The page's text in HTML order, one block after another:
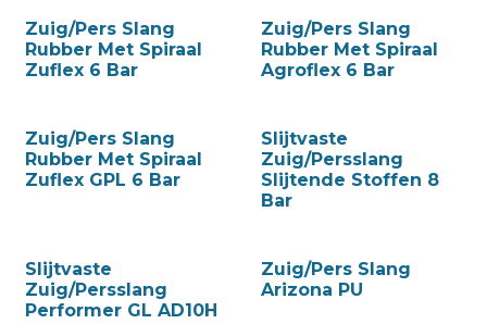
Zuig/Pers Slang
Rubber Met Spiraal
Zuflex 6 Bar
Zuig/Pers Slang
Rubber Met Spiraal
Agroflex 6 Bar
Zuig/Pers Slang
Rubber Met Spiraal
Zuflex GPL 6 Bar
Slijtvaste
Zuig/Persslang
Slijtende Stoffen 8
Bar
Slijtvaste
Zuig/Persslang
Performer GL AD10H
Zuig/Pers Slang
Arizona PU